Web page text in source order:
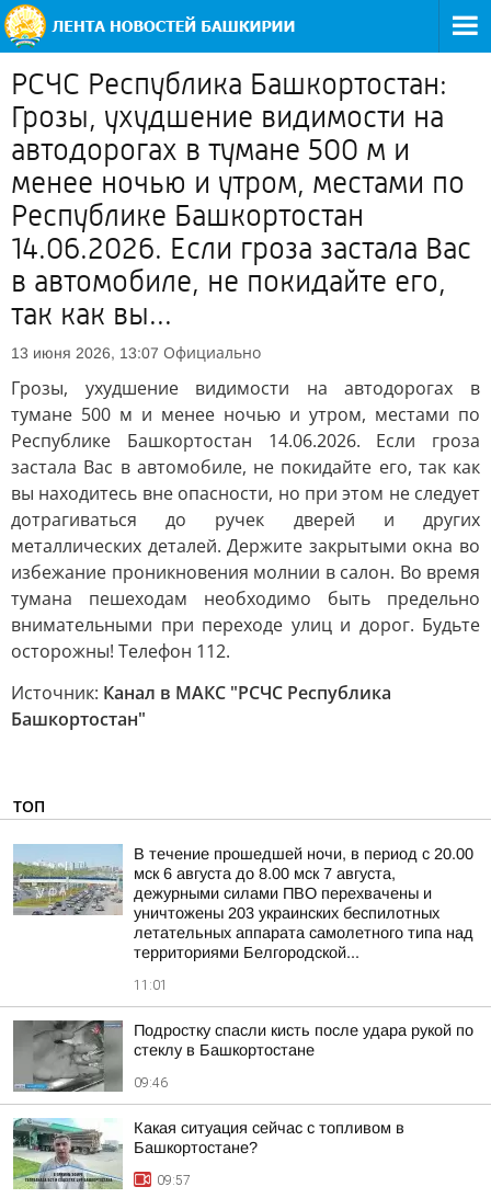
РСЧС Республика Башкортостан:
Грозы, ухудшение видимости на
автодорогах в тумане 500 м и
менее ночью и утром, местами по
Республике Башкортостан
14.06.2026. Если гроза застала Вас
в автомобиле, не покидайте его,
так как вы...
13 июня 2026, 13:07 Официально
Грозы, ухудшение видимости на автодорогах в
тумане 500 м и менее ночью и утром, местами по
Республике Башкортостан 14.06.2026. Если гроза
застала Вас в автомобиле, не покидайте его, так как
вы находитесь вне опасности, но при этом не следует
дотрагиваться до ручек дверей и других
металлических деталей. Держите закрытыми окна во
избежание проникновения молнии в салон. Во время
тумана пешеходам необходимо быть предельно
внимательными при переходе улиц и дорог. Будьте
осторожны! Телефон 112.
Источник: Канал в МАКС "РСЧС Республика
Башкортостан"
ТОП
В течение прошедшей ночи, в период с 20.00
мск 6 августа до 8.00 мск 7 августа,
дежурными силами ПВО перехвачены и
уничтожены 203 украинских беспилотных
летательных аппарата самолетного типа над
территориями Белгородской...
11:01
Подростку спасли кисть после удара рукой по
стеклу в Башкортостане
09:46
Какая ситуация сейчас с топливом в
Башкортостане?
09:57